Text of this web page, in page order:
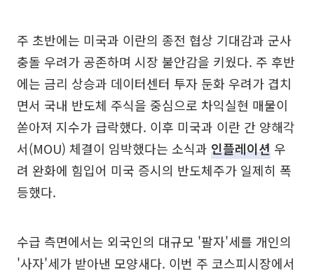
주 초반에는 미국과 이란의 종전 협상 기대감과 군사
충돌 우려가 공존하며 시장 불안감을 키웠다. 주 후반
에는 금리 상승과 데이터센터 투자 둔화 우려가 겹치
면서 국내 반도체 주식을 중심으로 차익실현 매물이
쏟아져 지수가 급락했다. 이후 미국과 이란 간 양해각
서(MOU) 체결이 임박했다는 소식과 인플레이션 우
려 완화에 힘입어 미국 증시의 반도체주가 일제히 폭
등했다.
수급 측면에서는 외국인의 대규모 '팔자'세를 개인의
'사자'세가 받아낸 모양새다. 이번 주 코스피시장에서